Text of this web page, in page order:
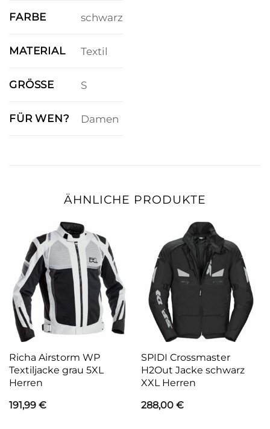
FARBE schwarz
MATERIAL Textil
GRÖSSE S
FÜR WEN? Damen
ÄHNLICHE PRODUKTE
Richa Airstorm WP
Textiljacke grau 5XL
Herren
191,99 €
SPIDI Crossmaster
H2Out Jacke schwarz
XXL Herren
288,00 €